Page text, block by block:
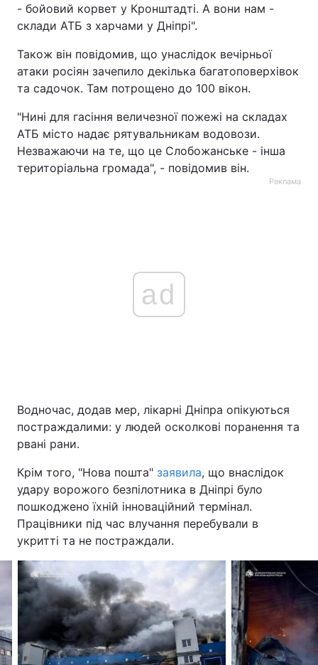
- бойовий корвет у Кронштадті. А вони нам -
склади АТБ з харчами у Дніпрі".
Також він повідомив, що унаслідок вечірньої
атаки росіян зачепило декілька багатоповерхівок
та садочок. Там потрощено до 100 вікон.
"Нині для гасіння величезної пожежі на складах
АТБ місто надає рятувальникам водовози.
Незважаючи на те, що це Слобожанське - інша
територіальна громада", - повідомив він.
Реклама
ad
Водночас, додав мер, лікарні Дніпра опікуються
постраждалими: у людей осколкові поранення та
рвані рани.
Крім того, "Нова пошта" заявила, що внаслідок
удару ворожого безпілотника в Дніпрі було
пошкоджено їхній інноваційний термінал.
Працівники під час влучання перебували в
укритті та не постраждали.